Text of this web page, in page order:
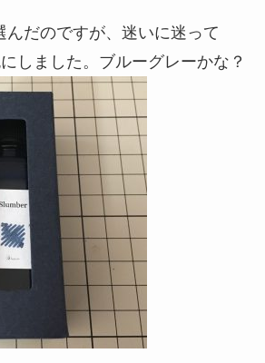
んだのですが、迷いに迷って
しました。ブルーグレーかな？